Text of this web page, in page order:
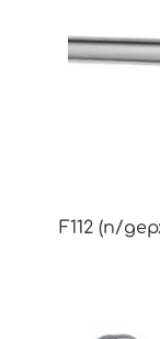
F112 (п/